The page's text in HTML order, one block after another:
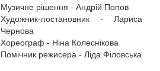
Музичне рішення - Андрій Попов
Художник-постановник - Лариса
Чернова
Хореограф - Ніна Колеснікова
Помічник режисера - Ліда Філовська